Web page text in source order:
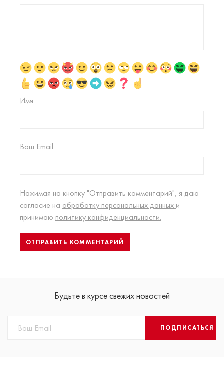
Имя
Ваш Email
Нажимая на кнопку "Отправить комментарий", я даю
согласие на обработку персональных данных и
принимаю политику конфиденциальности.
Будьте в курсе свежих новостей
ПОДПИСАТЬСЯ